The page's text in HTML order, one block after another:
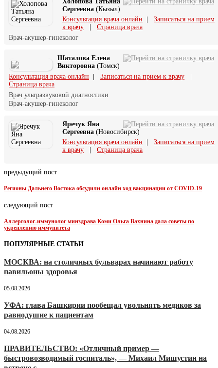
Сергеевна (Кызыл)
Консультация врача онлайн
Записаться на прием
к врачу
Страница врача
Врач-акушер-гинеколог
Шаталова Елена
Викторовна (Томск)
Консультация врача онлайн | Записаться на прием к врачу |
Страница врача
Врач ультразвуковой диагностики
Врач-акушер-гинеколог
Яречук Яна
Сергеевна (Новосибирск)
Консультация врача онлайн
Записаться на прием
к врачу
Страница врача
предыдущий пост
Регионы Дальнего Востока обсудили онлайн ход вакцинации от COVID-19
следующий пост
Аллерголог-иммунолог минздрава Коми Ольга Вахнина дала советы по
укреплению иммунитета
ПОПУЛЯРНЫЕ СТАТЬИ
МОСКВА: на столичных бульварах начинают работу
павильоны здоровья
05.08.2026
УФА: глава Башкирии пообещал увольнять медиков за
равнодушие к пациентам
04.08.2026
ПРАВИТЕЛЬСТВО: «Отличный пример —
быстровозводимый госпиталь», — Михаил Мишустин на